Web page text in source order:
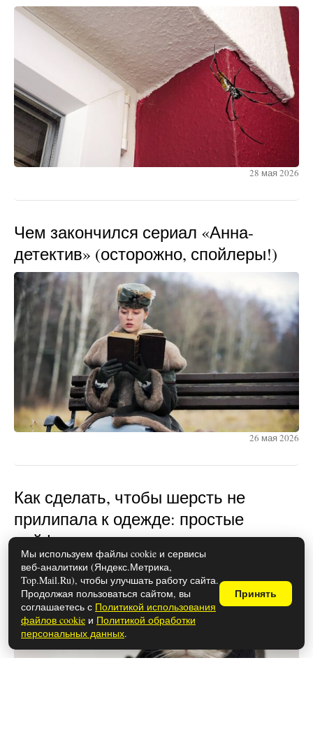
28 мая 2026
Чем закончился сериал «Анна-
детектив» (осторожно, спойлеры!)
26 мая 2026
Как сделать, чтобы шерсть не
прилипала к одежде: простые
лайфхаки
Мы используем файлы cookie и сервисы
веб-аналитики (Яндекс.Метрика,
Top.Mail.Ru), чтобы улучшать работу сайта.
Продолжая пользоваться сайтом, вы
соглашаетесь с Политикой использования
файлов cookie и Политикой обработки
персональных данных.
Принять